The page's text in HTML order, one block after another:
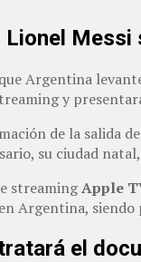
Lionel
Argentina
y
de la salida
su ciudad
streamingApple
Argentina,
el